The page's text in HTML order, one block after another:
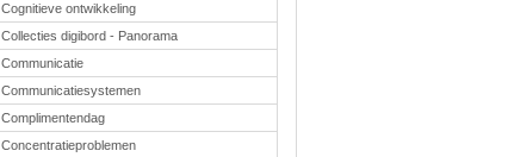
Cognitieve ontwikkeling
Collecties digibord - Panorama
Communicatie
Communicatiesystemen
Complimentendag
Concentratieproblemen